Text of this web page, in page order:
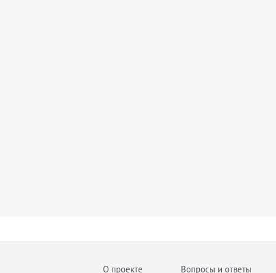
О проекте Вопросы и ответы